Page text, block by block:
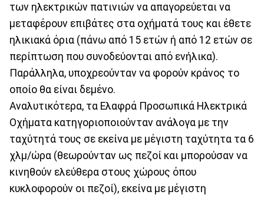
των ηλεκτρικών πατινιών να απαγορεύεται να
μεταφέρουν επιβάτες στα οχήματά τους και έθετε
ηλικιακά όρια (πάνω από 15 ετών ή από 12 ετών σε
περίπτωση που συνοδεύονται από ενήλικα).
Παράλληλα, υποχρεούνταν να φορούν κράνος το
οποίο θα είναι δεμένο.
Αναλυτικότερα, τα Ελαφρά Προσωπικά Ηλεκτρικά
Οχήματα κατηγοριοποιούνταν ανάλογα με την
ταχύτητά τους σε εκείνα με μέγιστη ταχύτητα τα 6
χλμ/ώρα (θεωρούνταν ως πεζοί και μπορούσαν να
κινηθούν ελεύθερα στους χώρους όπου
κυκλοφορούν οι πεζοί), εκείνα με μέγιστη